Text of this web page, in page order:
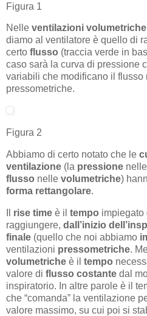
Figura 1
Nelle ventilazioni volumetriche
diamo al ventilatore è quello di
certo flusso (traccia verde in
caso sarà la curva di pressione
variabili che modificano il flusso
pressometriche.
Figura 2
Abbiamo di certo notato che le
ventilazione (la pressione nelle
flusso nelle volumetriche)
forma rettangolare.
rise time è il tempo impiegato
raggiungere, dall’inizio
finale (quello che noi abbiamo
ventilazioni pressometriche.
volumetriche è il tempo
valore di flusso costante dal
inspiratorio. In altre parole è il
che “comanda” la ventilazione
valore massimo, su cui poi si